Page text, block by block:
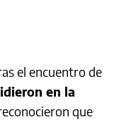
el encuentro de
en la
que